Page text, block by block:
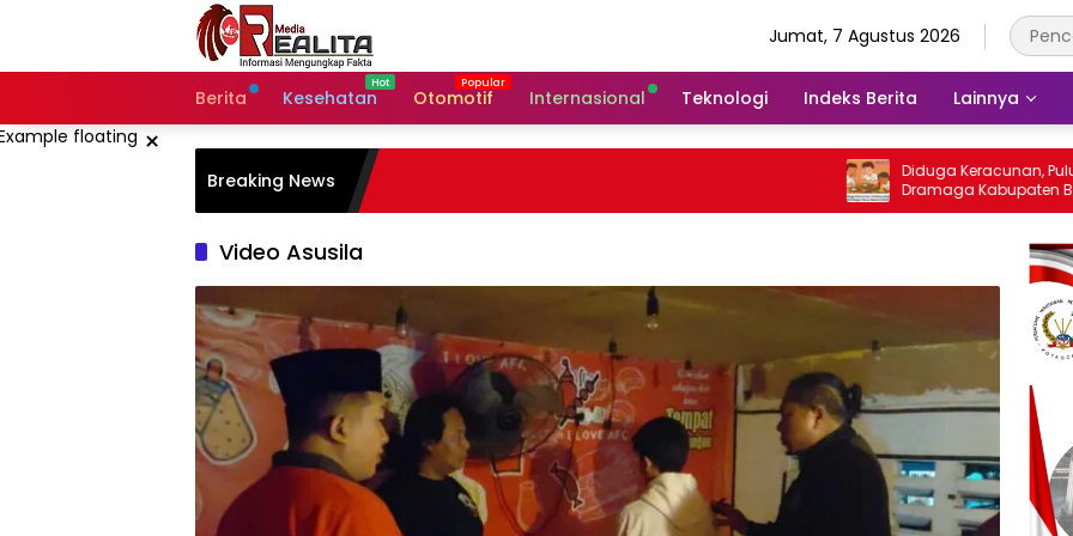
Jumat, 7 Agustus 2026
Berita Kesehatan Otomotif Internasional Teknologi Indeks Berita Lainnya
×
Breaking News
Diduga Keracunan, Puluhan Siswa SD di
Dramaga Kabupaten Bogor Dilarikan Ke
Puskesmas
Video Asusila